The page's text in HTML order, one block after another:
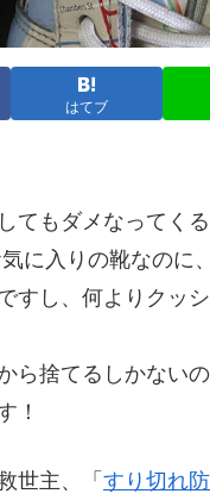
はてブ
てもダメなってく
に入りの靴なのに
すし、何よりクッ
ら捨てるしかな
！
世主、「 すり切れ